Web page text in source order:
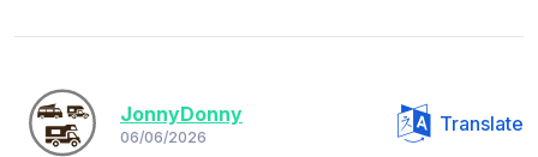
JonnyDonny
06/06/2026
Translate